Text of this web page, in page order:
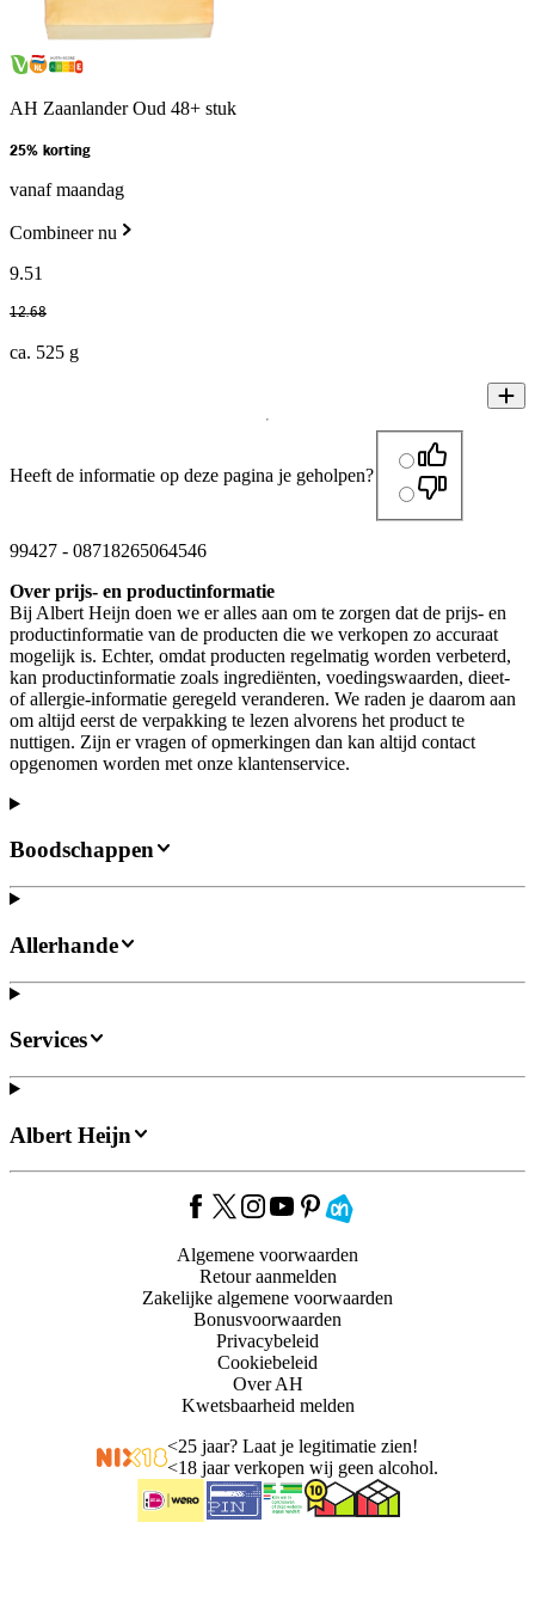
AH Zaanlander Oud 48+ stuk
25% korting
vanaf maandag
Combineer nu
9.51
12.68
ca. 525 g
Heeft de informatie op deze pagina je geholpen?
99427 - 08718265064546
Over prijs- en productinformatie
Bij Albert Heijn doen we er alles aan om te zorgen dat de prijs- en
productinformatie van de producten die we verkopen zo accuraat
mogelijk is. Echter, omdat producten regelmatig worden verbeterd,
kan productinformatie zoals ingrediënten, voedingswaarden, dieet-
of allergie-informatie geregeld veranderen. We raden je daarom aan
om altijd eerst de verpakking te lezen alvorens het product te
nuttigen. Zijn er vragen of opmerkingen dan kan altijd contact
opgenomen worden met onze klantenservice.
Boodschappen
Allerhande
Services
Albert Heijn
Algemene voorwaarden
Retour aanmelden
Zakelijke algemene voorwaarden
Bonusvoorwaarden
Privacybeleid
Cookiebeleid
Over AH
Kwetsbaarheid melden
<25 jaar? Laat je legitimatie zien!
<18 jaar verkopen wij geen alcohol.